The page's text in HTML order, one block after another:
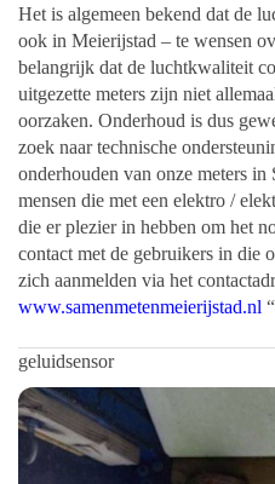
Het is algemeen bekend dat de
ook in Meierijstad – te wensen
belangrijk dat de luchtkwaliteit
uitgezette meters zijn niet
oorzaken. Onderhoud is dus
zoek naar technische
onderhouden van onze meters
mensen die met een elektro /
die er plezier in hebben om het
contact met de gebruikers in die
zich aanmelden via het
www.samenmetenmeierijstad.nl “
geluidsensor